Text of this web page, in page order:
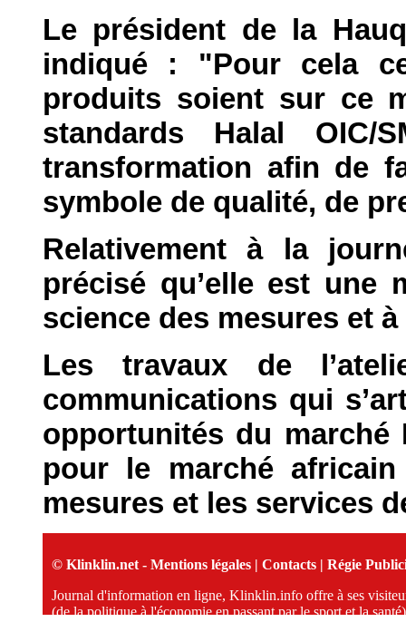
Le président de la
indiqué : "Pour cela
produits soient sur ce
standards Halal OIC/
transformation afin de
symbole de qualité, de
Relativement à la
précisé qu’elle est une
science des mesures et
Les travaux de
communications qui
opportunités du marché
pour le marché africain
mesures et les services
© Klinklin.net - Mentions légales | Contacts | Régie
Journal d'information en ligne, Klinklin.info offre à ses
(de la politique à l'économie en passant par le sport et la